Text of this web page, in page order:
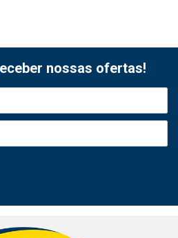
nossas ofertas!